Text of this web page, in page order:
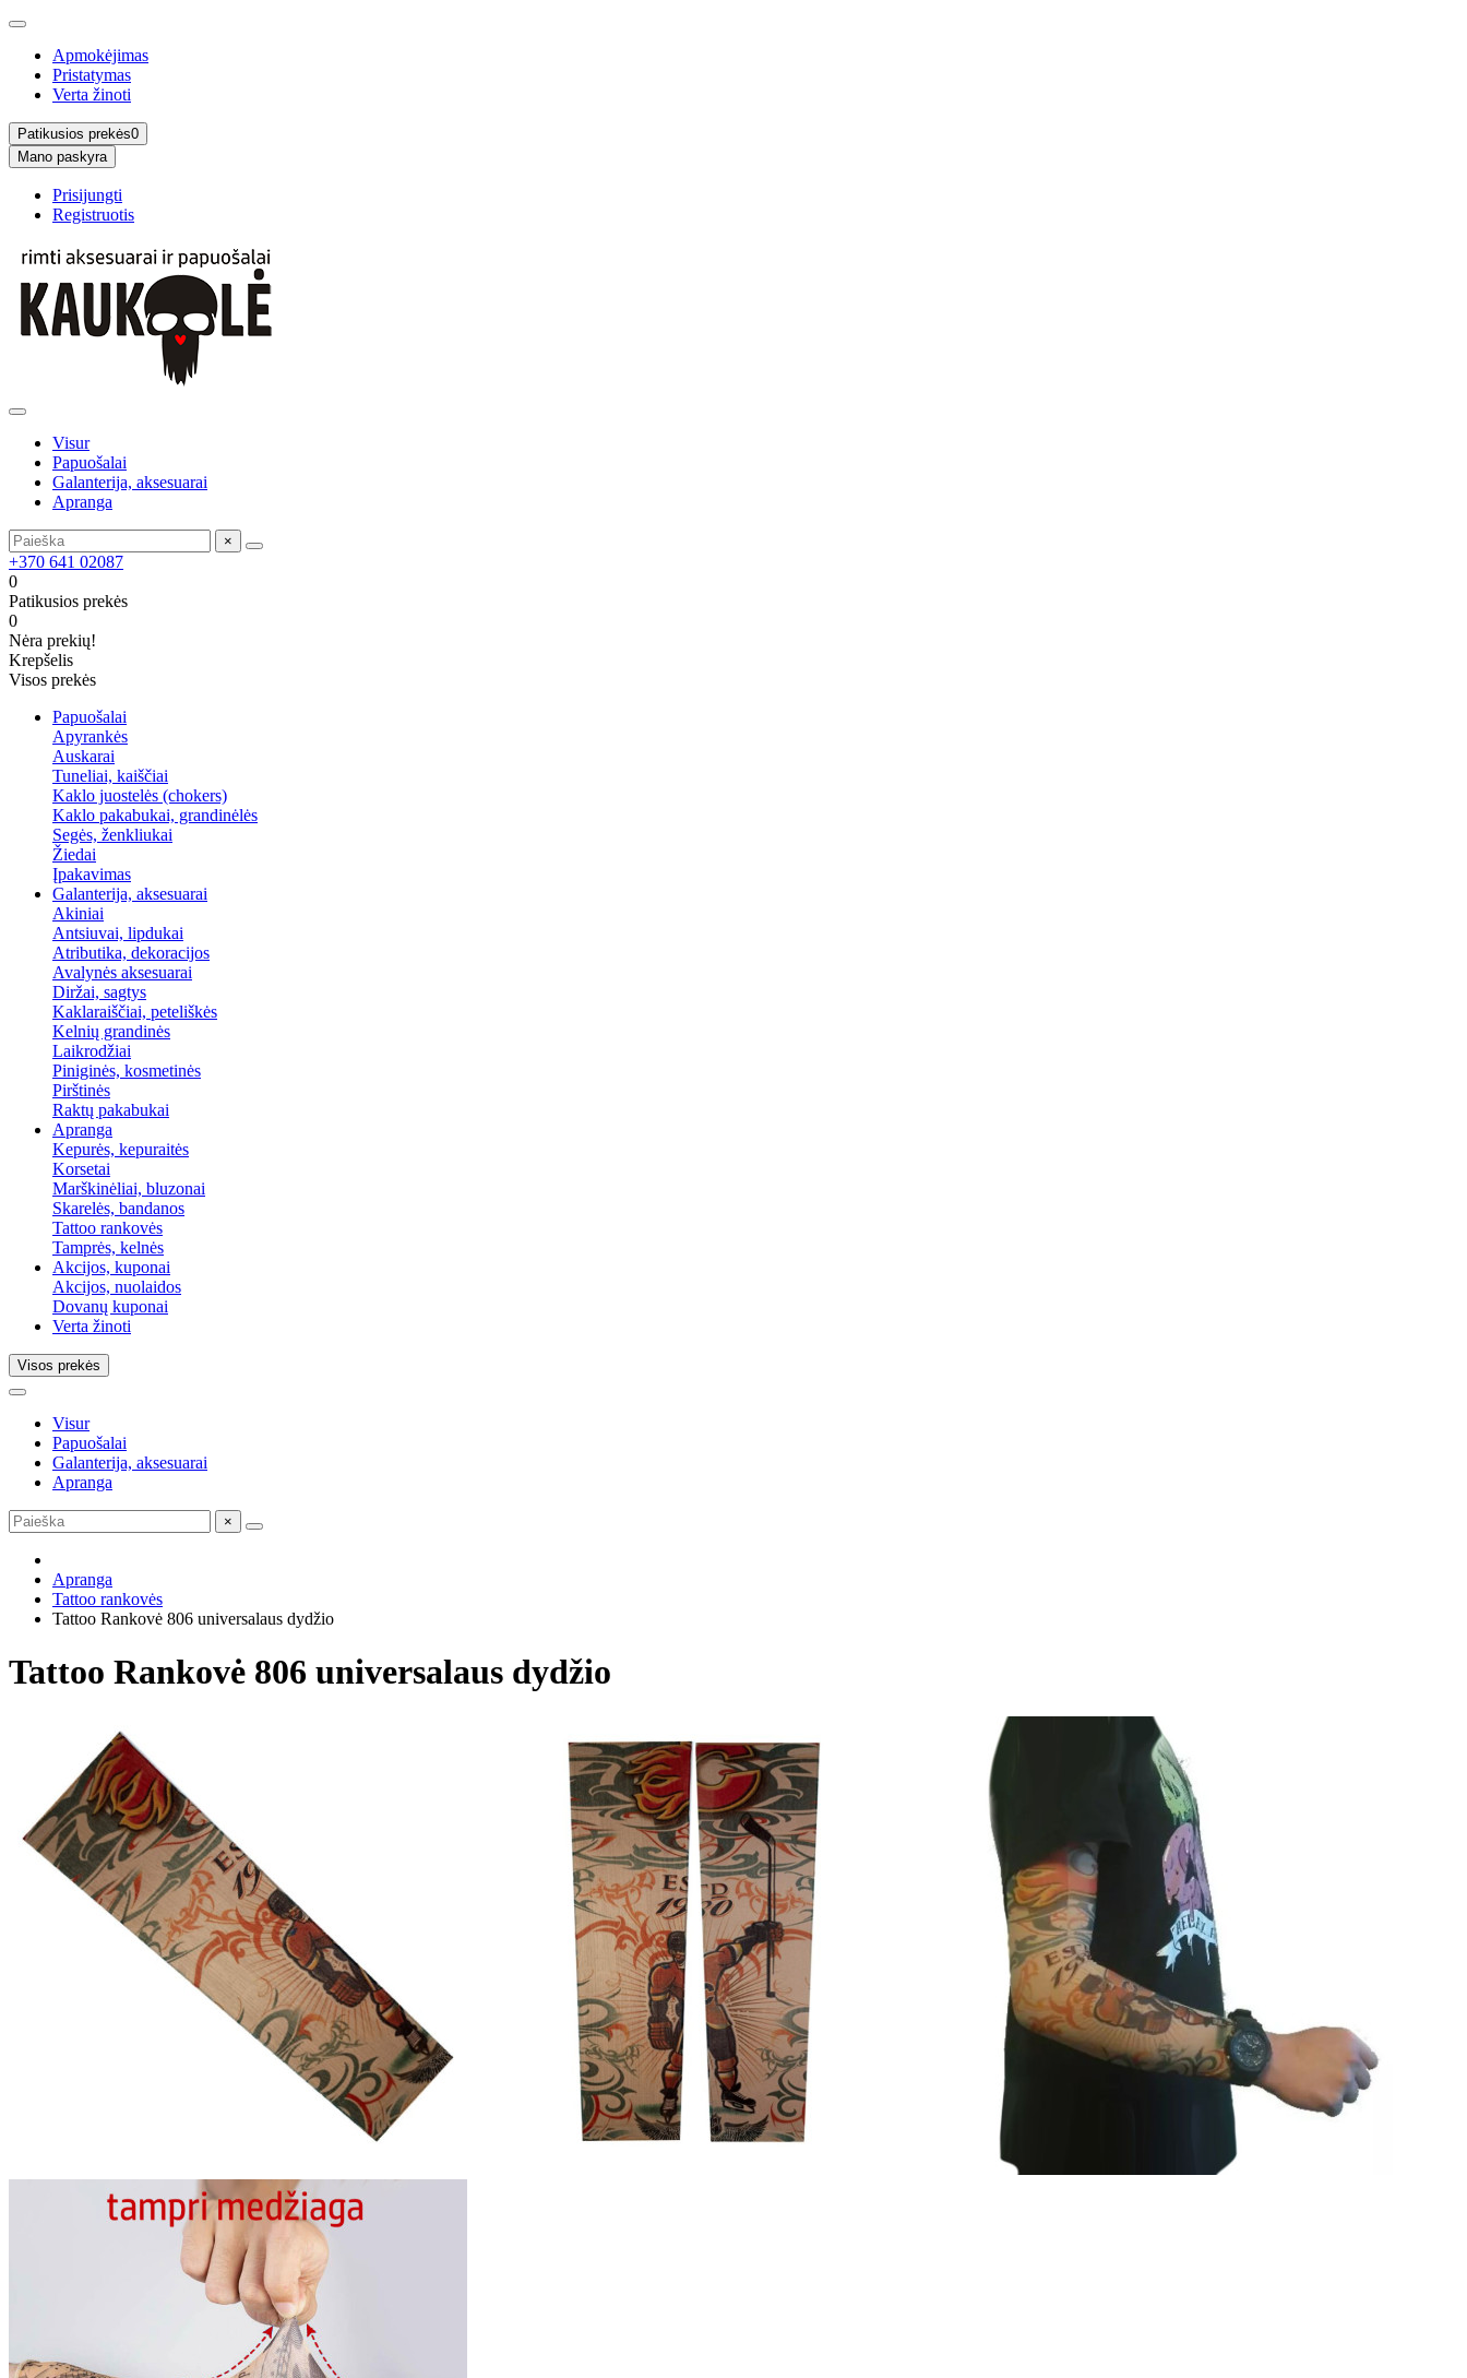
Apmokėjimas
Pristatymas
Verta žinoti
Patikusios prekės0
Mano paskyra
Prisijungti
Registruotis
Visur
Papuošalai
Galanterija, aksesuarai
Apranga
×
+370 641 02087
0
Patikusios prekės
0
Nėra prekių!
Krepšelis
Visos prekės
Papuošalai
Apyrankės
Auskarai
Tuneliai, kaiščiai
Kaklo juostelės (chokers)
Kaklo pakabukai, grandinėlės
Segės, ženkliukai
Žiedai
Įpakavimas
Galanterija, aksesuarai
Akiniai
Antsiuvai, lipdukai
Atributika, dekoracijos
Avalynės aksesuarai
Diržai, sagtys
Kaklaraiščiai, peteliškės
Kelnių grandinės
Laikrodžiai
Piniginės, kosmetinės
Pirštinės
Raktų pakabukai
Apranga
Kepurės, kepuraitės
Korsetai
Marškinėliai, bluzonai
Skarelės, bandanos
Tattoo rankovės
Tamprės, kelnės
Akcijos, kuponai
Akcijos, nuolaidos
Dovanų kuponai
Verta žinoti
Visos prekės
Visur
Papuošalai
Galanterija, aksesuarai
Apranga
×
Apranga
Tattoo rankovės
Tattoo Rankovė 806 universalaus dydžio
Tattoo Rankovė 806 universalaus dydžio